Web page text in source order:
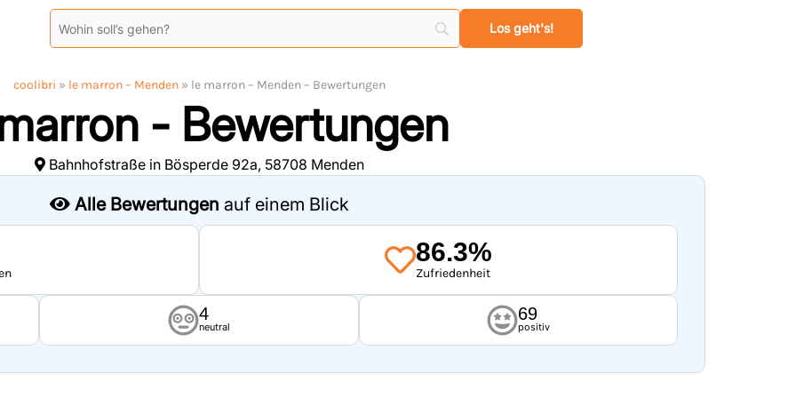
coolibri » le marron – Menden» le marron – Menden – Bewertungen
- Bewertungen
Bahnhofstraße in Bösperde 92a, 58708 Menden
Alle Bewertungen auf einem Blick
86.3%
Zufriedenheit
4
neutral
69
positiv